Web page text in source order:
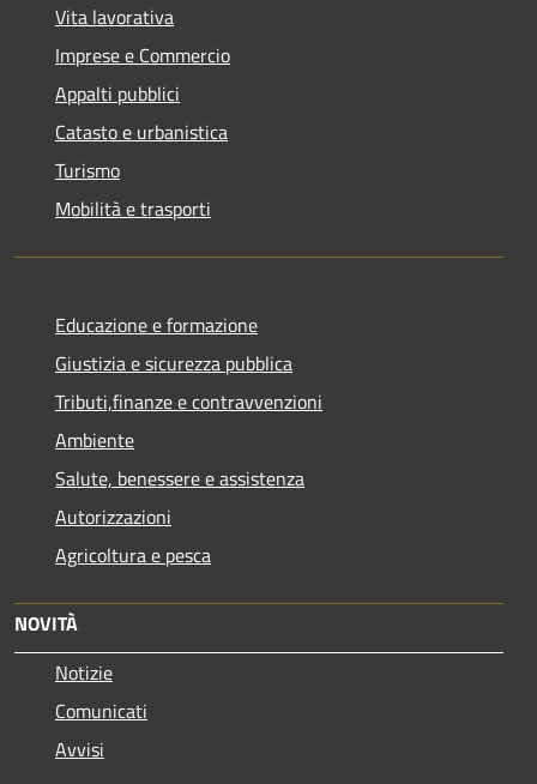
Vita lavorativa
Imprese e Commercio
Appalti pubblici
Catasto e urbanistica
Turismo
Mobilità e trasporti
Educazione e formazione
Giustizia e sicurezza pubblica
Tributi,finanze e contravvenzioni
Ambiente
Salute, benessere e assistenza
Autorizzazioni
Agricoltura e pesca
NOVITÀ
Notizie
Comunicati
Avvisi